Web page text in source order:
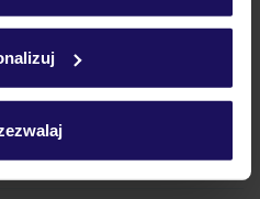
cookie znajdziesz